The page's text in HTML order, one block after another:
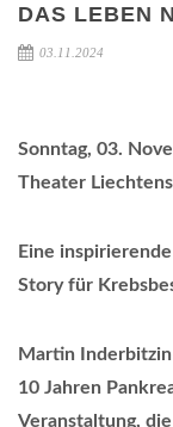
DAS LEBEN
03.11.2024
Sonntag, 03.
Theater
Eine
Story für
Martin
10 Jahren
Veranstaltung,